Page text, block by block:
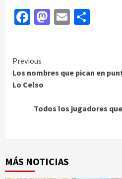
Facebook
Mastodon
Email
Continue
Reading
Previous
Los nombres que pican en
Lo Celso
Todos los jugadores
MÁS NOTICIAS